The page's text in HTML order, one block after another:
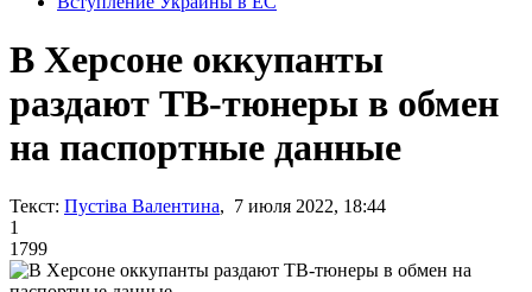
В Херсоне оккупанты
раздают ТВ-тюнеры в обмен
на паспортные данные
Текст: Пустіва Валентина, 7 июля 2022, 18:44
1
1799